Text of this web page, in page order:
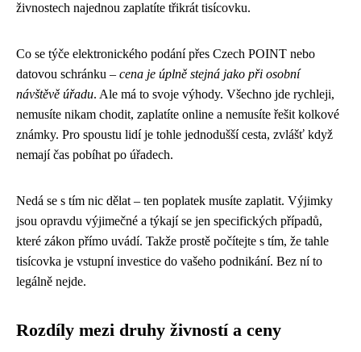
živnostech najednou zaplatíte třikrát tisícovku.
Co se týče elektronického podání přes Czech POINT nebo
datovou schránku – cena je úplně stejná jako při osobní
návštěvě úřadu. Ale má to svoje výhody. Všechno jde rychleji,
nemusíte nikam chodit, zaplatíte online a nemusíte řešit kolkové
známky. Pro spoustu lidí je tohle jednodušší cesta, zvlášť když
nemají čas pobíhat po úřadech.
Nedá se s tím nic dělat – ten poplatek musíte zaplatit. Výjimky
jsou opravdu výjimečné a týkají se jen specifických případů,
které zákon přímo uvádí. Takže prostě počítejte s tím, že tahle
tisícovka je vstupní investice do vašeho podnikání. Bez ní to
legálně nejde.
Rozdíly mezi druhy živností a ceny